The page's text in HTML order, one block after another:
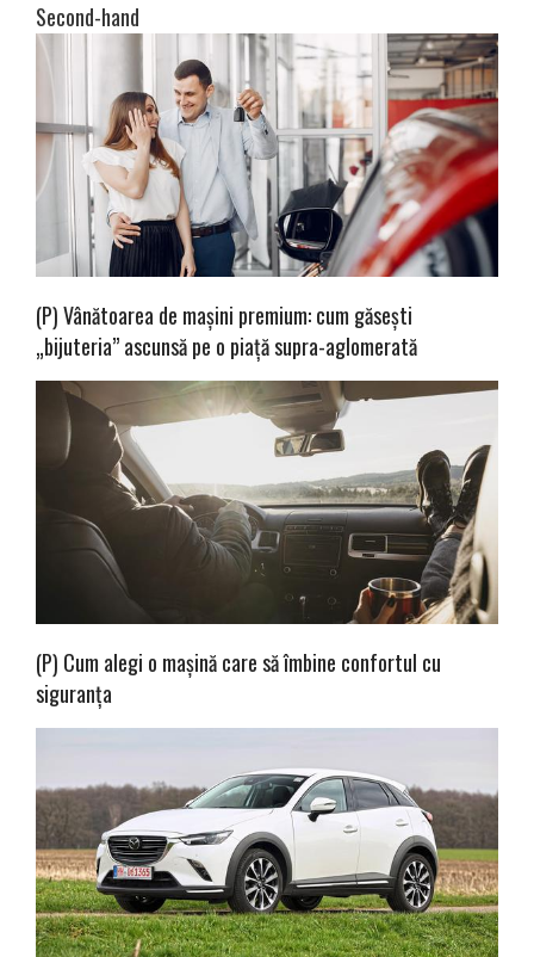
Second-hand
(P) Vânătoarea de mașini premium: cum găsești
„bijuteria” ascunsă pe o piață supra-aglomerată
(P) Cum alegi o mașină care să îmbine confortul cu
siguranța